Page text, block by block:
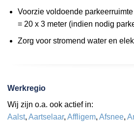
Voorzie voldoende
= 20 x 3 meter (indien nodig
Zorg voor stromend water en
Werkregio
Wij zijn o.a. ook actief in:
Aalst, Aartselaar, Affligem, Afsnee,